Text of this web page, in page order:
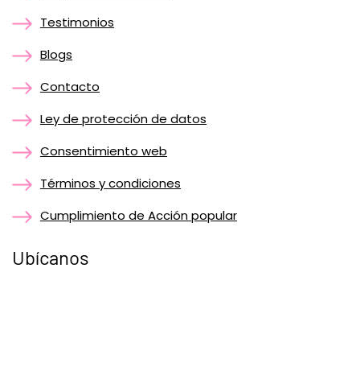
Testimonios
Blogs
Contacto
Ley de protección de datos
Consentimiento web
Términos y condiciones
Cumplimiento de Acción popular
Ubícanos